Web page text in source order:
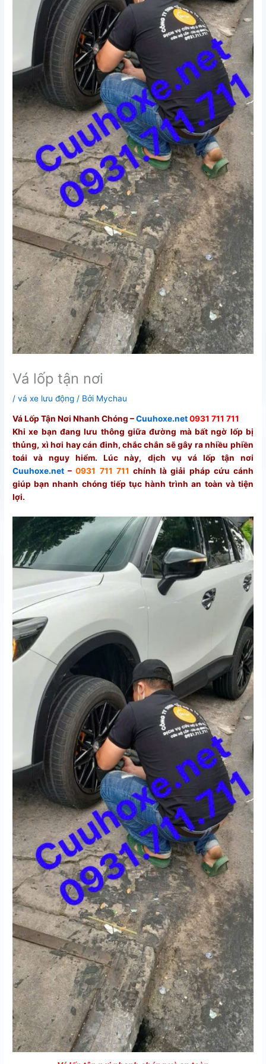
Vá lốp tận nơi
/vá xe lưu động / Bởi Mychau
Vá Lốp Tận Nơi Nhanh Chóng –Cuuhoxe.net0931 711 711
Khi xe bạn đang lưu thông giữa đường mà bất ngờ lốp bị
thủng, xì hơi hay cán đinh, chắc chắn sẽ gây ra nhiều phiền
toái và nguy hiểm. Lúc này, dịch vụ vá lốp tận nơi
Cuuhoxe.net –0931 711 711 chính là giải pháp cứu cánh
giúp bạn nhanh chóng tiếp tục hành trình an toàn và tiện
lợi.